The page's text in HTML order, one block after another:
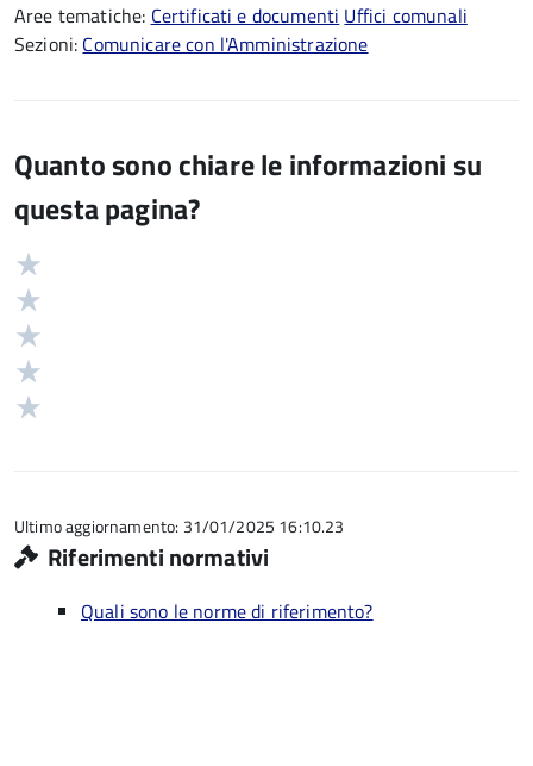
Aree tematiche: Certificati e documenti Uffici comunali
Sezioni: Comunicare con l'Amministrazione
Quanto sono chiare le informazioni su
questa pagina?
Valutazione
5
Ultimo aggiornamento: 31/01/2025 16:10.23
Riferimenti normativi
Quali sono le norme di riferimento?